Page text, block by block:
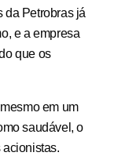
da Petrobras já
e a empresa
que os
em um
saudável, o
acionistas.